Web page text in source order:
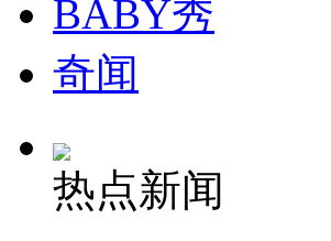
BABY秀
奇闻
热点新闻